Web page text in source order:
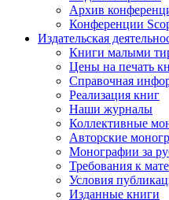
Архив
Конференции
Издательская
Книги малыми
Цены на печать
Справочная
Реализация книг
Наши журналы
Коллективные
Авторские
Монографии за
Требования к
Условия
Изданные книги